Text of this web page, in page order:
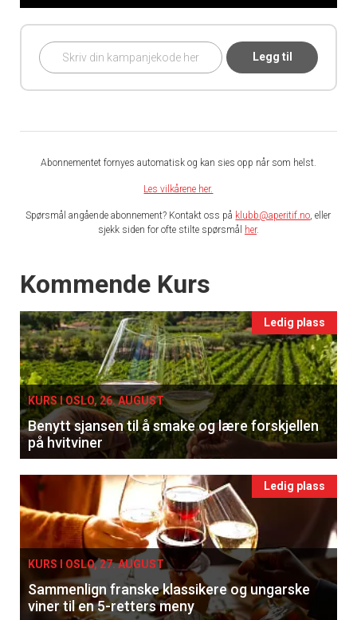
Legg til
Abonnementet fornyes automatisk og kan sies opp når som helst.
Les vilkårene her.
Spørsmål angående abonnement? Kontakt oss på klubb@aperitif.no, eller
sjekk siden for ofte stilte spørsmål her.
Events
Kommende Kurs
Ledig plass
KURS I OSLO, 26. AUGUST
Benytt sjansen til å smake og lære forskjellen
på hvitviner
Ledig plass
KURS I OSLO, 27. AUGUST
Sammenlign franske klassikere og ungarske
viner til en 5-retters meny